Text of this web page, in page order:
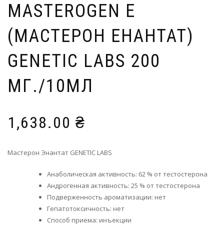
MASTEROGEN E
(МАСТЕРОН EНАНТАТ)
GENETIC LABS 200
МГ./10МЛ
1,638.00 ₴
Мастерон Энантат GENETIC LABS
Анаболическая активность: 62 % от тестостерона
Андрогенная активность: 25 % от тестостерона
Подверженность ароматизации: нет
Гепатотоксичность: нет
Способ приема: инъекции